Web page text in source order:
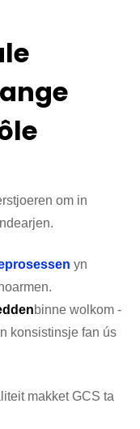
om in
yn
binne wolkom -
konsistinsje fan ús
makket GCS ta